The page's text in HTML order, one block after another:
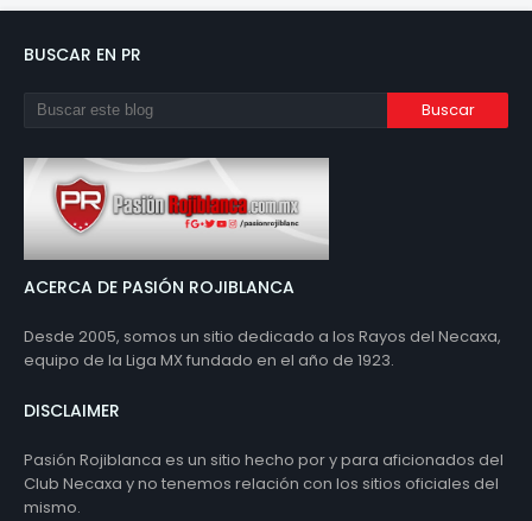
BUSCAR EN PR
ACERCA DE PASIÓN ROJIBLANCA
Desde 2005, somos un sitio dedicado a los Rayos del Necaxa,
equipo de la Liga MX fundado en el año de 1923.
DISCLAIMER
Pasión Rojiblanca es un sitio hecho por y para aficionados del
Club Necaxa y no tenemos relación con los sitios oficiales del
mismo.